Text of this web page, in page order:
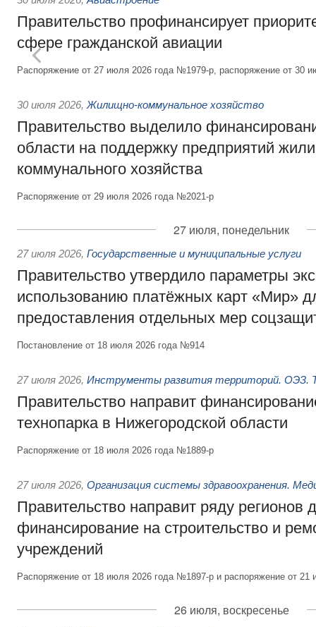
Правительство профинансирует
сфере гражданской авиации
Распоряжение от 27 июля 2026 года №1979-р, распоряжение от 30
30 июля 2026, Жилищно-коммунальное хозяйство
Правительство выделило
области на поддержку предприятий
коммунального хозяйства
Распоряжение от 29 июля 2026 года №2021-р
27 июля, понедельник
27 июля 2026, Государственные и муниципальные услуги
Правительство утвердило параметры
использованию платёжных карт «Мир»
предоставления отдельных мер
Постановление от 18 июля 2026 года №914
27 июля 2026, Инструменты развития территорий. ОЭЗ.
Правительство направит
технопарка в Нижегородской области
Распоряжение от 18 июля 2026 года №1889-р
27 июля 2026, Организация системы здравоохранения.
Правительство направит ряду регионов
финансирование на строительство и
учреждений
Распоряжение от 18 июля 2026 года №1897-р и распоряжение от
26 июля, воскресенье